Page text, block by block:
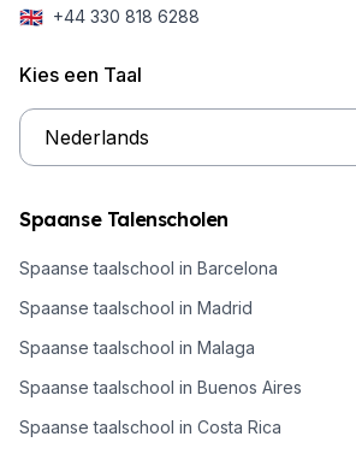
🇬🇧 +44 330 818 6288
Kies een Taal
Spaanse Talenscholen
Spaanse taalschool in Barcelona
Spaanse taalschool in Madrid
Spaanse taalschool in Malaga
Spaanse taalschool in Buenos Aires
Spaanse taalschool in Costa Rica